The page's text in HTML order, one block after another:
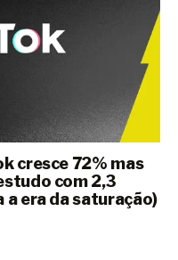
cresce 72% mas
com 2,3
era da saturação)